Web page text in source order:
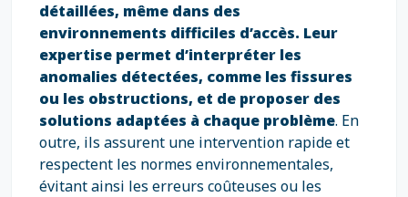
détaillées, même dans des
environnements difficiles d’accès. Leur
expertise permet d’interpréter les
anomalies détectées, comme les fissures
ou les obstructions, et de proposer des
solutions adaptées à chaque problème. En
outre, ils assurent une intervention rapide et
respectent les normes environnementales,
évitant ainsi les erreurs coûteuses ou les